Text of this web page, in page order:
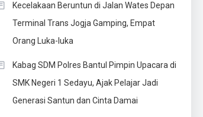
Kecelakaan Beruntun di Jalan Wates Depan
Terminal Trans Jogja Gamping, Empat
Orang Luka-luka
Kabag SDM Polres Bantul Pimpin Upacara di
SMK Negeri 1 Sedayu, Ajak Pelajar Jadi
Generasi Santun dan Cinta Damai